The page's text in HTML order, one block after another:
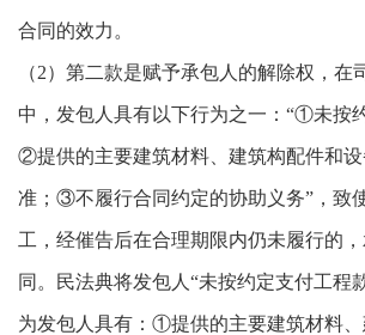
合同的效力。
（2）第二款是赋予承包人的解除权，在
中，发包人具有以下行为之一：“①未按
②提供的主要建筑材料、建筑构配件和
准；③不履行合同约定的协助义务”，致
工，经催告后在合理期限内仍未履行的
同。民法典将发包人“未按约定支付工程
为发包人具有：①提供的主要建筑材料